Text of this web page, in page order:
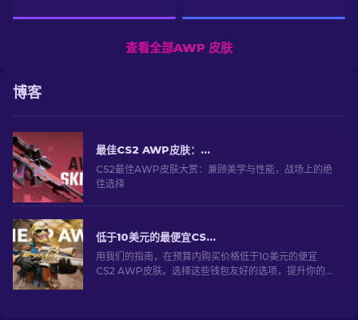
查看全部AWP 皮肤
博客
最佳CS2 AWP皮肤：狙击手的选择[2026]
CS2最佳AWP皮肤大赏：兼顾美学与性能，战场上的绝
佳选择
低于10美元的最便宜CS2 AWP皮肤：完整列表 [2026]
用我们的指南，在预算内购买价格低于10美元的便宜
CS2 AWP皮肤。选择这些钱包友好的选项，提升你的